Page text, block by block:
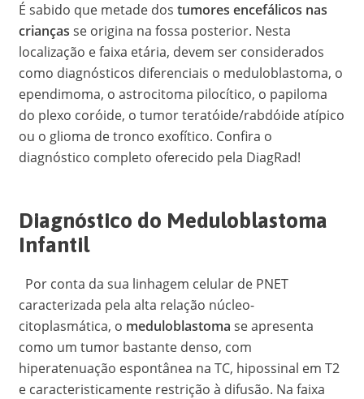
É sabido que metade dos tumores encefálicos nas
crianças se origina na fossa posterior. Nesta
localização e faixa etária, devem ser considerados
como diagnósticos diferenciais o meduloblastoma, o
ependimoma, o astrocitoma pilocítico, o papiloma
do plexo coróide, o tumor teratóide/rabdóide atípico
ou o glioma de tronco exofítico. Confira o
diagnóstico completo oferecido pela DiagRad!
Diagnóstico do Meduloblastoma
Infantil
Por conta da sua linhagem celular de PNET
caracterizada pela alta relação núcleo-
citoplasmática, o meduloblastoma se apresenta
como um tumor bastante denso, com
hiperatenuação espontânea na TC, hipossinal em T2
e caracteristicamente restrição à difusão. Na faixa